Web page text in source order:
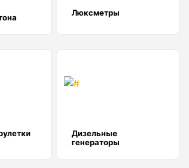
Люксметры
Дизельные
генераторы
проводки
товары (Б/У) С ГАРАНТИЕЙ